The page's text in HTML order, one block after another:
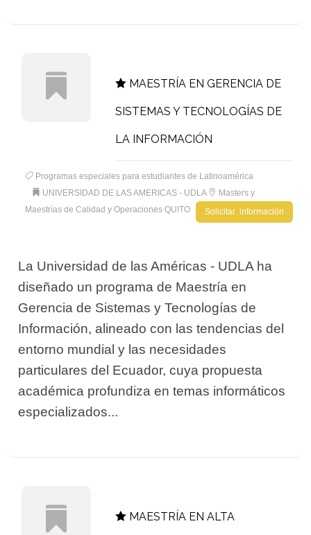
MAESTRÍA EN GERENCIA DE
SISTEMAS Y TECNOLOGÍAS DE
LA INFORMACIÓN
Programas especiales para estudiantes de Latinoamérica
UNIVERSIDAD DE LAS AMERICAS - UDLA
Masters y
Maestrías de Calidad y Operaciones QUITO
Solicitar información
La Universidad de las Américas - UDLA ha
diseñado un programa de Maestría en
Gerencia de Sistemas y Tecnologías de
Información, alineado con las tendencias del
entorno mundial y las necesidades
particulares del Ecuador, cuya propuesta
académica profundiza en temas informáticos
especializados...
MAESTRÍA EN ALTA